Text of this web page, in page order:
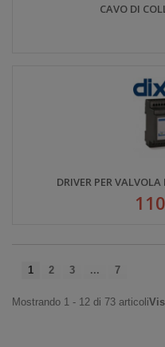
CAVO DI
DRIVER PER
1 2 3 ... 7
Mostrando 1 - 12 di 73 articoli